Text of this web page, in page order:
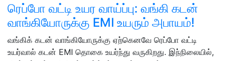
ரெப்போ வட்டி உயர வாய்ப்பு: வங்கி கடன்
வாங்கியோருக்கு EMI உயரும் அபாயம்!
வங்கிக் கடன் வாங்கியோருக்கு ஏற்கெனவே ரெப்போ வட்டி
உயர்வால் கடன் EMI தொகை உயர்ந்து வருகிறது. இந்நிலையில்,